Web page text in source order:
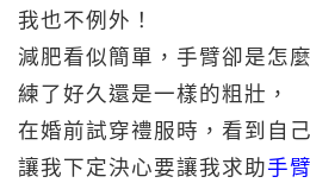
我也不例外！
減肥看似簡單，手臂卻是怎
練了好久還是一樣的粗壯，
在婚前試穿禮服時，看到自
讓我下定決心要讓我求助手